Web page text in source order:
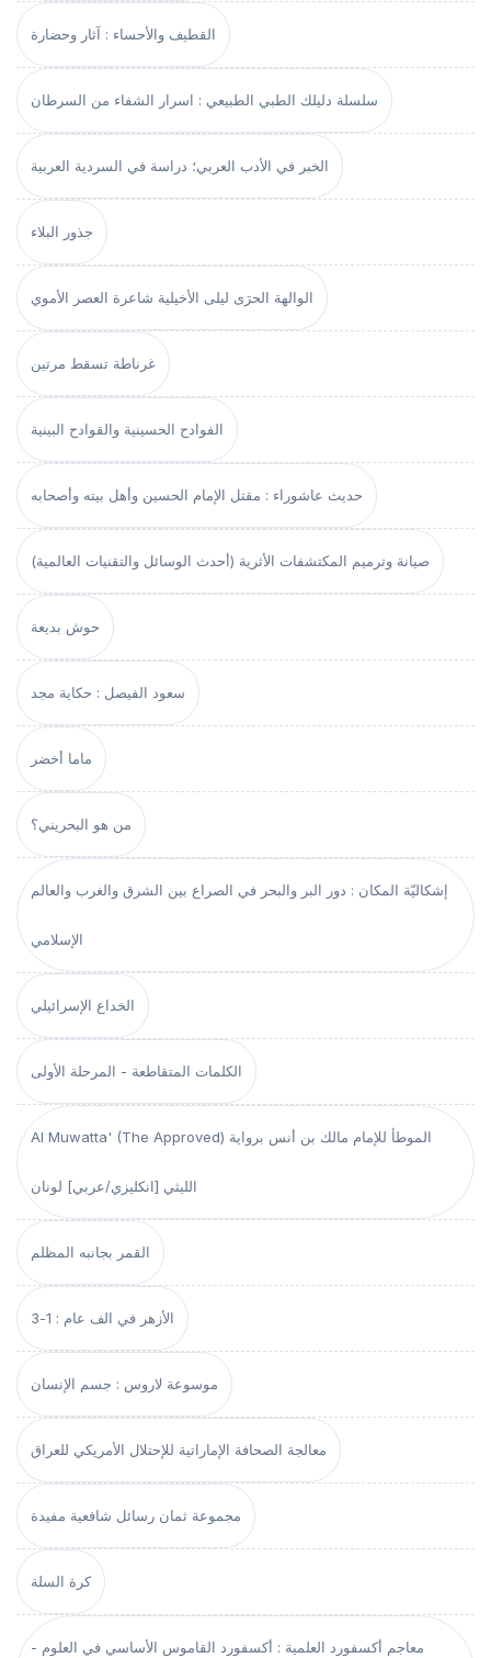
القطيف والأحساء : آثار وحضارة
سلسلة دليلك الطبي الطبيعي : اسرار الشفاء من السرطان
الخبر في الأدب العربي؛ دراسة في السردية العربية
جذور البلاء
الوالهة الحرَى ليلى الأخيلية شاعرة العصر الأموي
غرناطة تسقط مرتين
الفوادح الحسينية والقوادح البينية
حديث عاشوراء : مقتل الإمام الحسين وأهل بيته وأصحابه
صيانة وترميم المكتشفات الأثرية (أحدث الوسائل والتقنيات العالمية)
حوش بديعة
سعود الفيصل : حكاية مجد
ماما أخضر
من هو البحريني؟
إشكاليّة المكان : دور البر والبحر في الصراع بين الشرق والغرب والعالم
الإسلامي
الخداع الإسرائيلي
الكلمات المتقاطعة - المرحلة الأولى
Al Muwatta' (The Approved) الموطأ للإمام مالك بن أنس برواية
الليثي [انكليزي/عربي] لونان
القمر بجانبه المظلم
الأزهر في الف عام : 1-3
موسوعة لاروس : جسم الإنسان
معالجة الصحافة الإماراتية للإحتلال الأمريكي للعراق
مجموعة ثمان رسائل شافعية مفيدة
كرة السلة
معاجم أكسفورد العلمية : أكسفورد القاموس الأساسي في العلوم -